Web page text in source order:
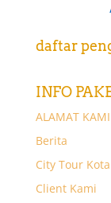
daftar
INFO
ALAMAT KAMI
Berita
City Tour
Client Kami